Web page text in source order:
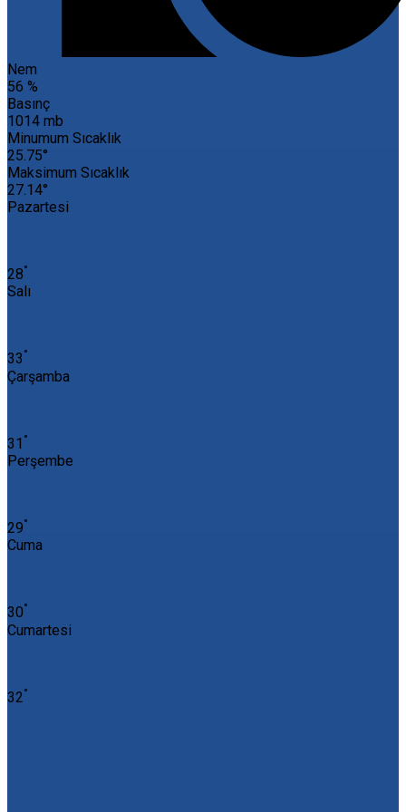
Nem
56 %
Basınç
1014 mb
Minumum Sıcaklık
25.75°
Maksimum Sıcaklık
27.14°
Pazartesi
28°
Salı
33 °
Çarşamba
31 °
Perşembe
29°
Cuma
30°
Cumartesi
32°